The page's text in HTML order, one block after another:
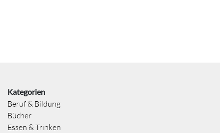
Kategorien
Beruf & Bildung
Bücher
Essen & Trinken